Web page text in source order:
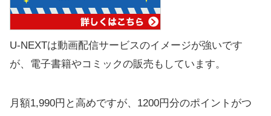
U-NEXTは動画配信サービスのイメージが強いです
が、電子書籍やコミックの販売もしています。
月額1,990円と高めですが、1200円分のポイントがつ